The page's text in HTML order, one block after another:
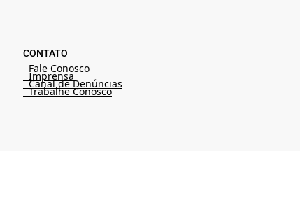
CONTATO
Fale Conosco
Imprensa
Canal de Denúncias
Trabalhe Conosco